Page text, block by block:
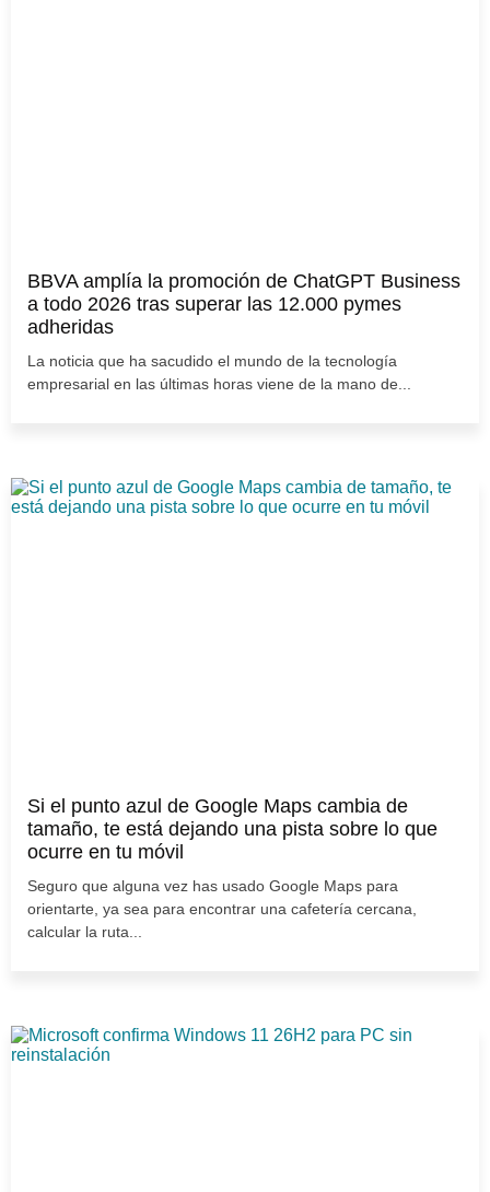
BBVA amplía la promoción de ChatGPT Business
a todo 2026 tras superar las 12.000 pymes
adheridas
La noticia que ha sacudido el mundo de la tecnología
empresarial en las últimas horas viene de la mano de...
Si el punto azul de Google Maps cambia de
tamaño, te está dejando una pista sobre lo que
ocurre en tu móvil
Seguro que alguna vez has usado Google Maps para
orientarte, ya sea para encontrar una cafetería cercana,
calcular la ruta...